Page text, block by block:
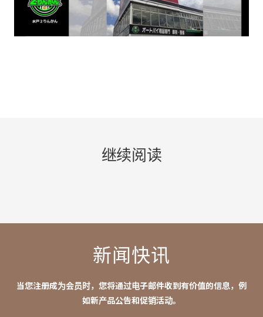
继续阅读
新闻快讯
当您注册成为会员时，您将通过电子邮件收到有价值的信息，例
如新产品公告和促销活动。